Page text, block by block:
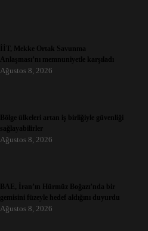
İİT, Mekke Ortak Savunma
Anlaşması’nı memnuniyetle karşıladı
Ağustos 8, 2026
Bölge ülkeleri artan iş birliğiyle güvenliği
sağlayabilirler
Ağustos 8, 2026
BAE, İran’ın Hürmüz Boğazı’nda bir
gemisini füzeyle hedef aldığını duyurdu
Ağustos 8, 2026